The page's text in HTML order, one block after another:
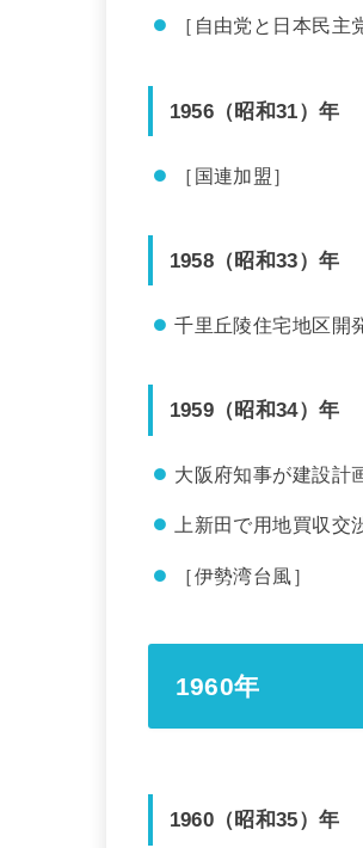
［自由党と日本民主
1956（昭和31）年
［国連加盟］
1958（昭和33）年
千里丘陵住宅地区開
1959（昭和34）年
大阪府知事が建設計
上新田で用地買収交
［伊勢湾台風］
1960年
1960（昭和35）年